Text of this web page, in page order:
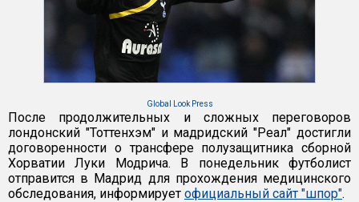
Global Look Press
После продолжительных и сложных переговоров
лондонский "Тоттенхэм" и мадридский "Реал" достигли
договоренности о трансфере полузащитника сборной
Хорватии Луки Модрича. В понедельник футболист
отправится в Мадрид для прохождения медицинского
обследования, информирует официальный сайт "шпор".